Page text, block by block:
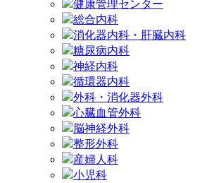
健康管理センター
総合内科
消化器内科・肝臓内科
糖尿病内科
神経内科
循環器内科
外科・消化器外科
心臓血管外科
脳神経外科
整形外科
産婦人科
小児科